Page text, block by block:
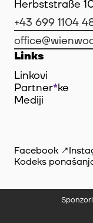
Herbststraße
+43 699 1104
Links
Linkovi
Partner*ke
Mediji
Facebook
Kodeks